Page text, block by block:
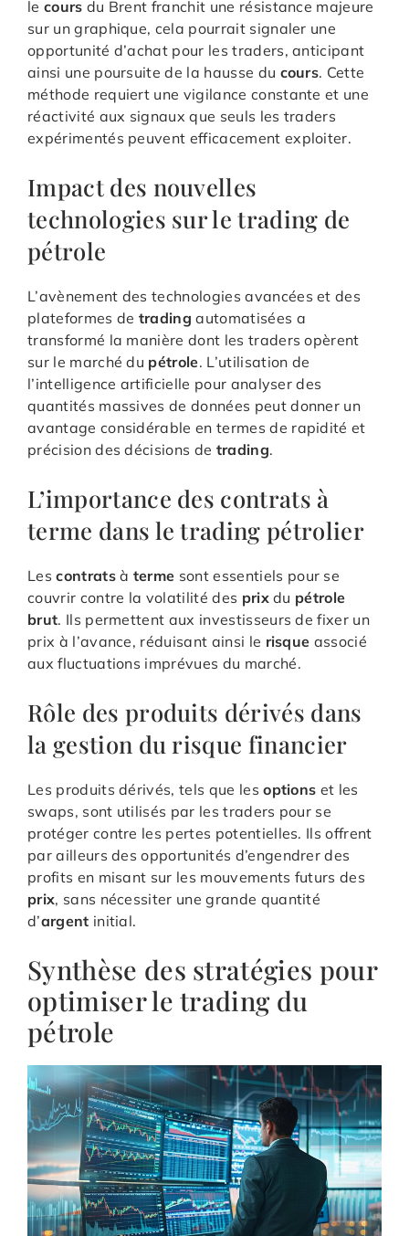
le cours du Brent franchit une résistance majeure
sur un graphique, cela pourrait signaler une
opportunité d’achat pour les traders, anticipant
ainsi une poursuite de la hausse du cours. Cette
méthode requiert une vigilance constante et une
réactivité aux signaux que seuls les traders
expérimentés peuvent efficacement exploiter.
Impact des nouvelles
technologies sur le trading de
pétrole
L’avènement des technologies avancées et des
plateformes de trading automatisées a
transformé la manière dont les traders opèrent
sur le marché du pétrole. L’utilisation de
l’intelligence artificielle pour analyser des
quantités massives de données peut donner un
avantage considérable en termes de rapidité et
précision des décisions de trading.
L’importance des contrats à
terme dans le trading pétrolier
Lescontratsà terme sont essentiels pour se
couvrir contre la volatilité des prixdu pétrole
brut. Ils permettent aux investisseurs de fixer un
prix à l’avance, réduisant ainsi le risque associé
aux fluctuations imprévues du marché.
Rôle des produits dérivés dans
la gestion du risque financier
Les produits dérivés, tels que lesoptions et les
swaps, sont utilisés par les traders pour se
protéger contre les pertes potentielles. Ils offrent
par ailleurs des opportunités d’engendrer des
profits en misant sur les mouvements futurs des
prix, sans nécessiter une grande quantité
d’argent initial.
Synthèse des stratégies pour
optimiser le trading du
pétrole